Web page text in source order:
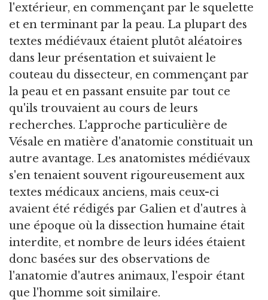
l'extérieur, en commençant par le squelette
et en terminant par la peau. La plupart des
textes médiévaux étaient plutôt aléatoires
dans leur présentation et suivaient le
couteau du dissecteur, en commençant par
la peau et en passant ensuite par tout ce
qu'ils trouvaient au cours de leurs
recherches. L'approche particulière de
Vésale en matière d'anatomie constituait un
autre avantage. Les anatomistes médiévaux
s'en tenaient souvent rigoureusement aux
textes médicaux anciens, mais ceux-ci
avaient été rédigés par Galien et d'autres à
une époque où la dissection humaine était
interdite, et nombre de leurs idées étaient
donc basées sur des observations de
l'anatomie d'autres animaux, l'espoir étant
que l'homme soit similaire.